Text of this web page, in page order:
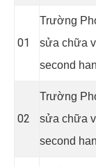
01
Trường
sửa chữa
second
02
Trường
sửa chữa
second